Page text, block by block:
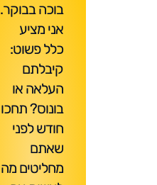
בוכה בבוקר.
אני מציע
כלל פשוט:
קיבלתם
העלאה או
בונוס? תחכו
חודש לפני
שאתם
מחליטים מה